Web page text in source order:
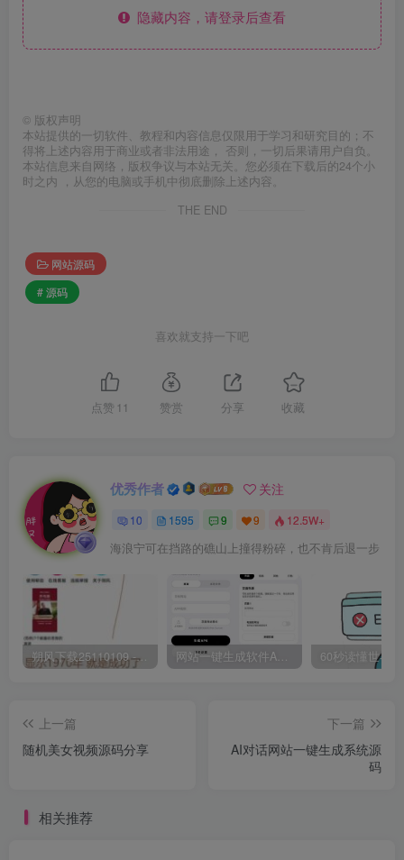
隐藏内容，请登录后查看
© 版权声明
本站提供的一切软件、教程和内容信息仅限用于学习和研究目的；不
得将上述内容用于商业或者非法用途， 否则，一切后果请用户自负。
本站信息来自网络，版权争议与本站无关。您必须在下载后的24个小
时之内 ，从您的电脑或手机中彻底删除上述内容。
THE END
网站源码
# 源码
喜欢就支持一下吧
点赞 11 赞赏 分享 收藏
优秀作者 关注
10 1595 9 9 12.5W+
海浪宁可在挡路的礁山上撞得粉碎，也不肯后退一步
朔风下载25110109 -磁力下载神器-去VIP限制版本 网站一键生成软件APP 完美版 同时支持打包html文件
上一篇
随机美女视频源码分享
下一篇
AI对话网站一键生成系统源
码
相关推荐